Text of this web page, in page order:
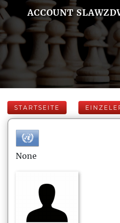
ACCOUNT
STARTSEITE
None